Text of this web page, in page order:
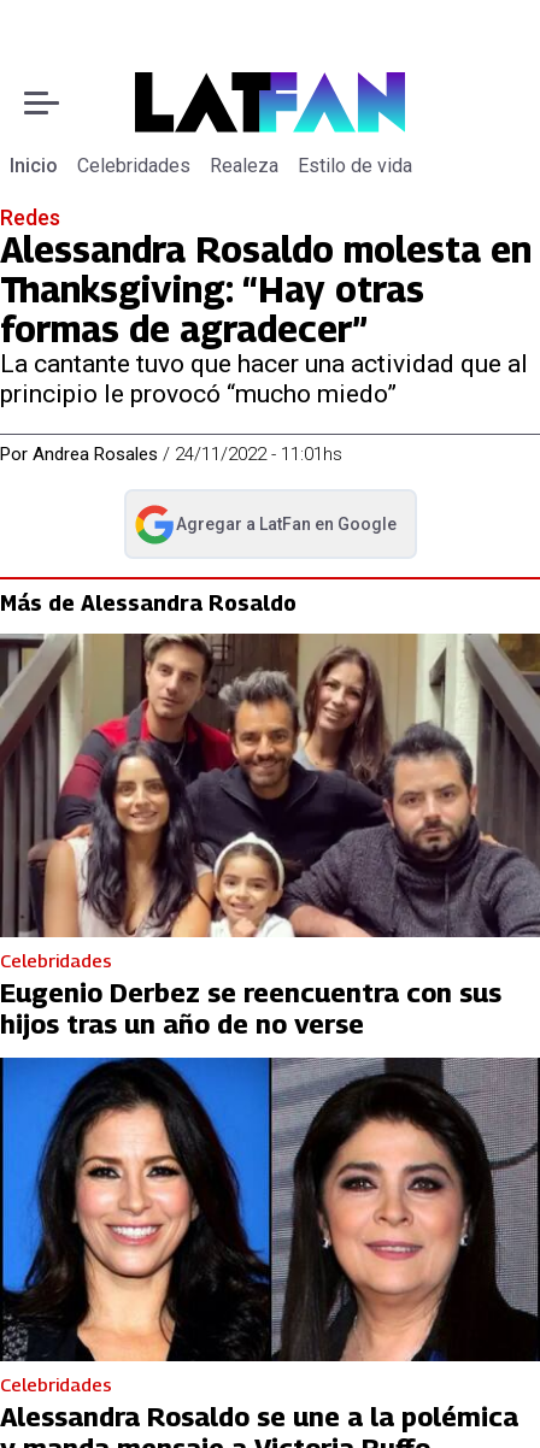
Inicio Celebridades Realeza Estilo de vida
Redes
Alessandra Rosaldo molesta en
Thanksgiving: “Hay otras
formas de agradecer”
La cantante tuvo que hacer una actividad que al
principio le provocó “mucho miedo”
Por Andrea Rosales / 24/11/2022 - 11:01hs
Agregar a LatFan en Google
abre en nueva pestaña
Más de Alessandra Rosaldo
Celebridades
Eugenio Derbez se reencuentra con sus
hijos tras un año de no verse
Celebridades
Alessandra Rosaldo se une a la polémica